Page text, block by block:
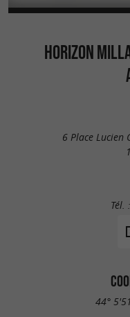
HORIZON
6 Place Lucien
Tél. :
44°